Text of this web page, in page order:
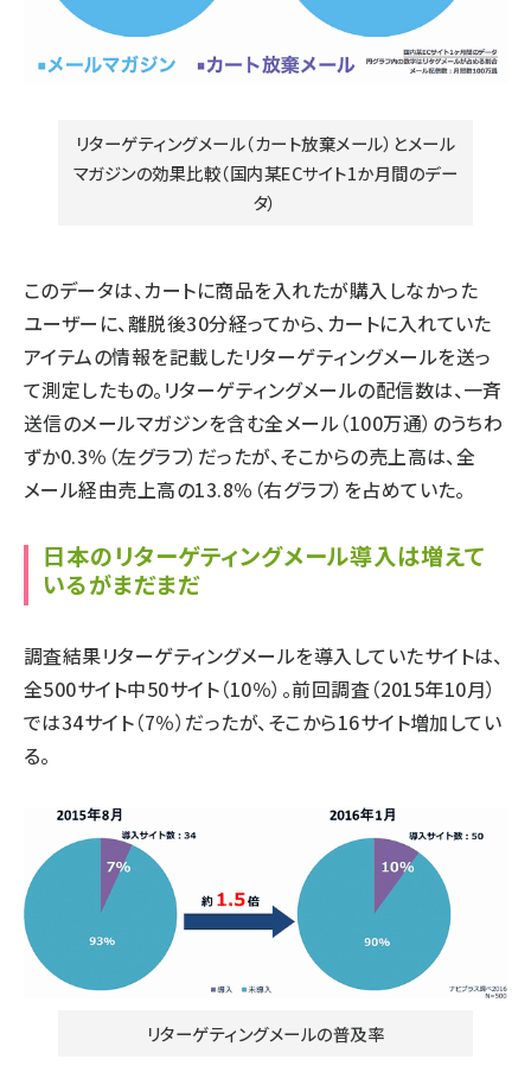
リターゲティングメール（カート放棄メール）とメール
マガジンの効果比較（国内某ECサイト1か月間のデー
タ）
このデータは、カートに商品を入れたが購入しなかった
ユーザーに、離脱後30分経ってから、カートに入れていた
アイテムの情報を記載したリターゲティングメールを送っ
て測定したもの。リターゲティングメールの配信数は、一斉
送信のメールマガジンを含む全メール（100万通）のうちわ
ずか0.3％（左グラフ）だったが、そこからの売上高は、全
メール経由売上高の13.8％（右グラフ）を占めていた。
日本のリターゲティングメール導入は増えて
いるがまだまだ
調査結果リターゲティングメールを導入していたサイトは、
全500サイト中50サイト（10％）。前回調査（2015年10月）
では34サイト（7％）だったが、そこから16サイト増加してい
る。
リターゲティングメールの普及率